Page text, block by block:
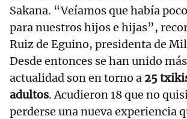
Sakana. “Veíamos que había
para nuestros hijos e hijas”,
Ruiz de Eguino, presidenta de
Desde entonces se han unido
actualidad son en torno a 25
adultos. Acudieron 18 que no
perderse una nueva experiencia